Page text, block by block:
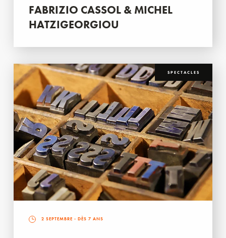
FABRIZIO CASSOL & MICHEL
HATZIGEORGIOU
SPECTACLES
2 SEPTEMBRE - DÈS 7 ANS